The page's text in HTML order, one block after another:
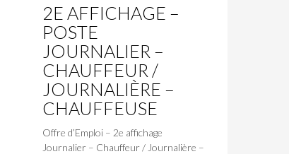
2E AFFICHAGE –
POSTE
JOURNALIER –
CHAUFFEUR /
JOURNALIÈRE –
CHAUFFEUSE
Offre d’Emploi – 2e affichage
Journalier – Chauffeur / Journalière –